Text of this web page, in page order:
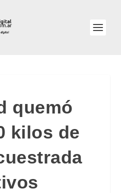
quemó
kilos de